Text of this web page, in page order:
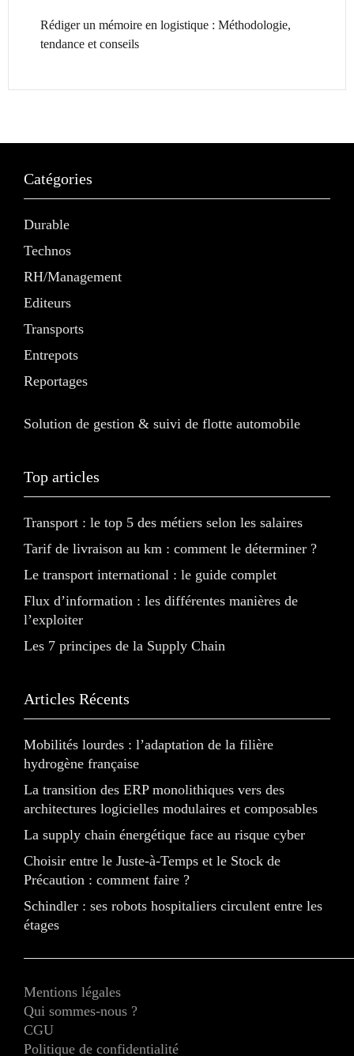
Rédiger un mémoire en logistique : Méthodologie,
tendance et conseils
Catégories
Durable
Technos
RH/Management
Editeurs
Transports
Entrepots
Reportages
Solution de gestion & suivi de flotte automobile
Top articles
Transport : le top 5 des métiers selon les salaires
Tarif de livraison au km : comment le déterminer ?
Le transport international : le guide complet
Flux d’information : les différentes manières de
l’exploiter
Les 7 principes de la Supply Chain
Articles Récents
Mobilités lourdes : l’adaptation de la filière
hydrogène française
La transition des ERP monolithiques vers des
architectures logicielles modulaires et composables
La supply chain énergétique face au risque cyber
Choisir entre le Juste-à-Temps et le Stock de
Précaution : comment faire ?
Schindler : ses robots hospitaliers circulent entre les
étages
Mentions légales
Qui sommes-nous ?
CGU
Politique de confidentialité